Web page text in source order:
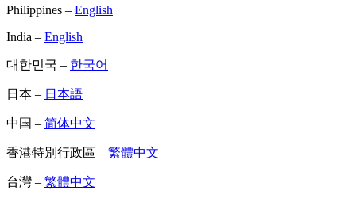
Philippines – English
India – English
대한민국 – 한국어
日本 – 日本語
中国 – 简体中文
香港特別行政區 – 繁體中文
台灣 – 繁體中文